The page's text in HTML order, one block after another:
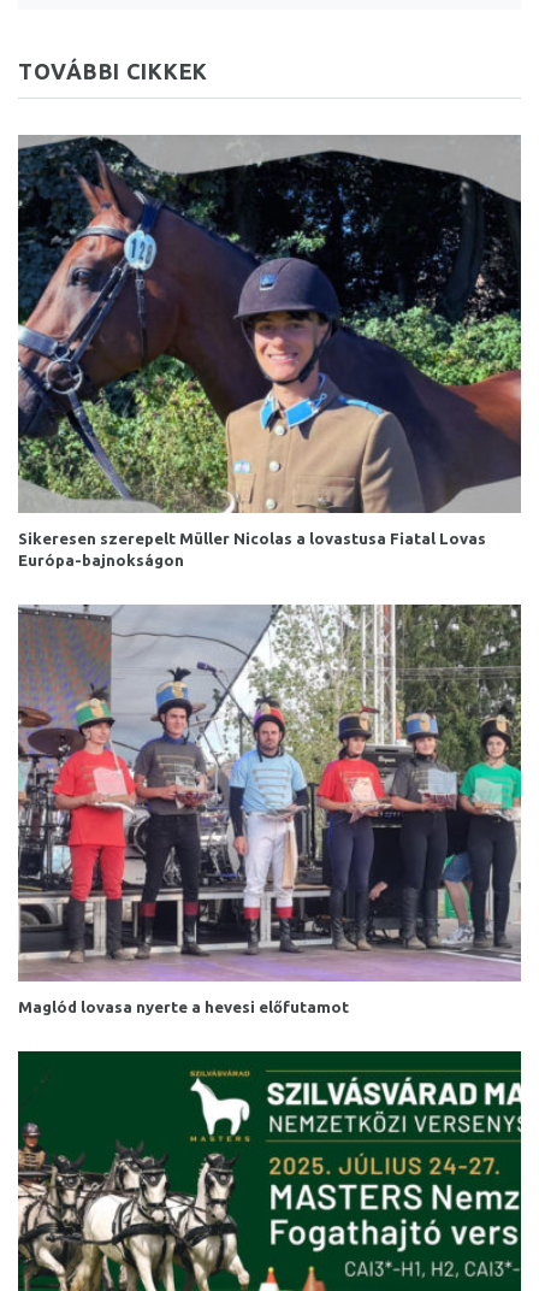
TOVÁBBI CIKKEK
Sikeresen szerepelt Müller Nicolas a lovastusa Fiatal Lovas
Európa-bajnokságon
Maglód lovasa nyerte a hevesi előfutamot